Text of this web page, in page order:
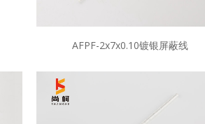
AFPF-2x7x0.10镀银屏蔽线